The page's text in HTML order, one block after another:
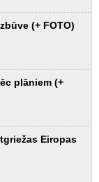
(+ FOTO)
plāniem (+
Eiropas